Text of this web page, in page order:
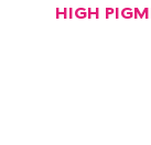
HIGH